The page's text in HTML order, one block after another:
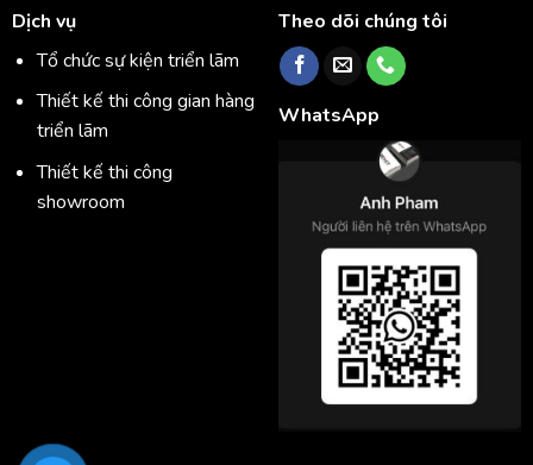
Dịch vụ
Tổ chức sự kiện triển lãm
Thiết kế thi công gian hàng
triển lãm
Thiết kế thi công
showroom
Theo dõi chúng tôi
WhatsApp